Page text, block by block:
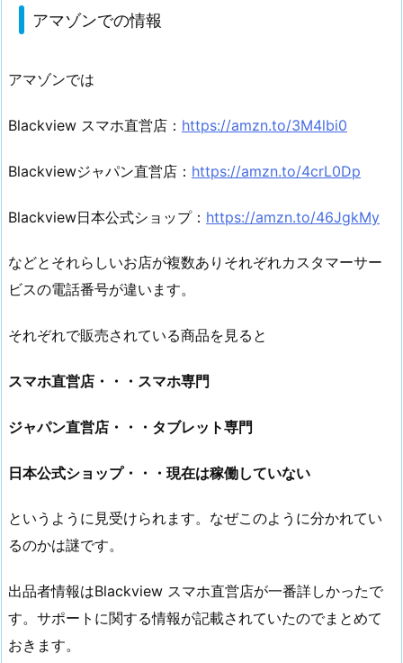
アマゾンでの情報
アマゾンでは
Blackview スマホ直営店： https://amzn.to/3M4lbi0
Blackviewジャパン直営店： https://amzn.to/4crL0Dp
Blackview日本公式ショップ： https://amzn.to/46JgkMy
などとそれらしいお店が複数ありそれぞれカスタマーサー
ビスの電話番号が違います。
それぞれで販売されている商品を見ると
スマホ直営店・・・スマホ専門
ジャパン直営店・・・タブレット専門
日本公式ショップ・・・現在は稼働していない
というように見受けられます。なぜこのように分かれてい
るのかは謎です。
出品者情報はBlackview スマホ直営店が一番詳しかったで
す。サポートに関する情報が記載されていたのでまとめて
おきます。